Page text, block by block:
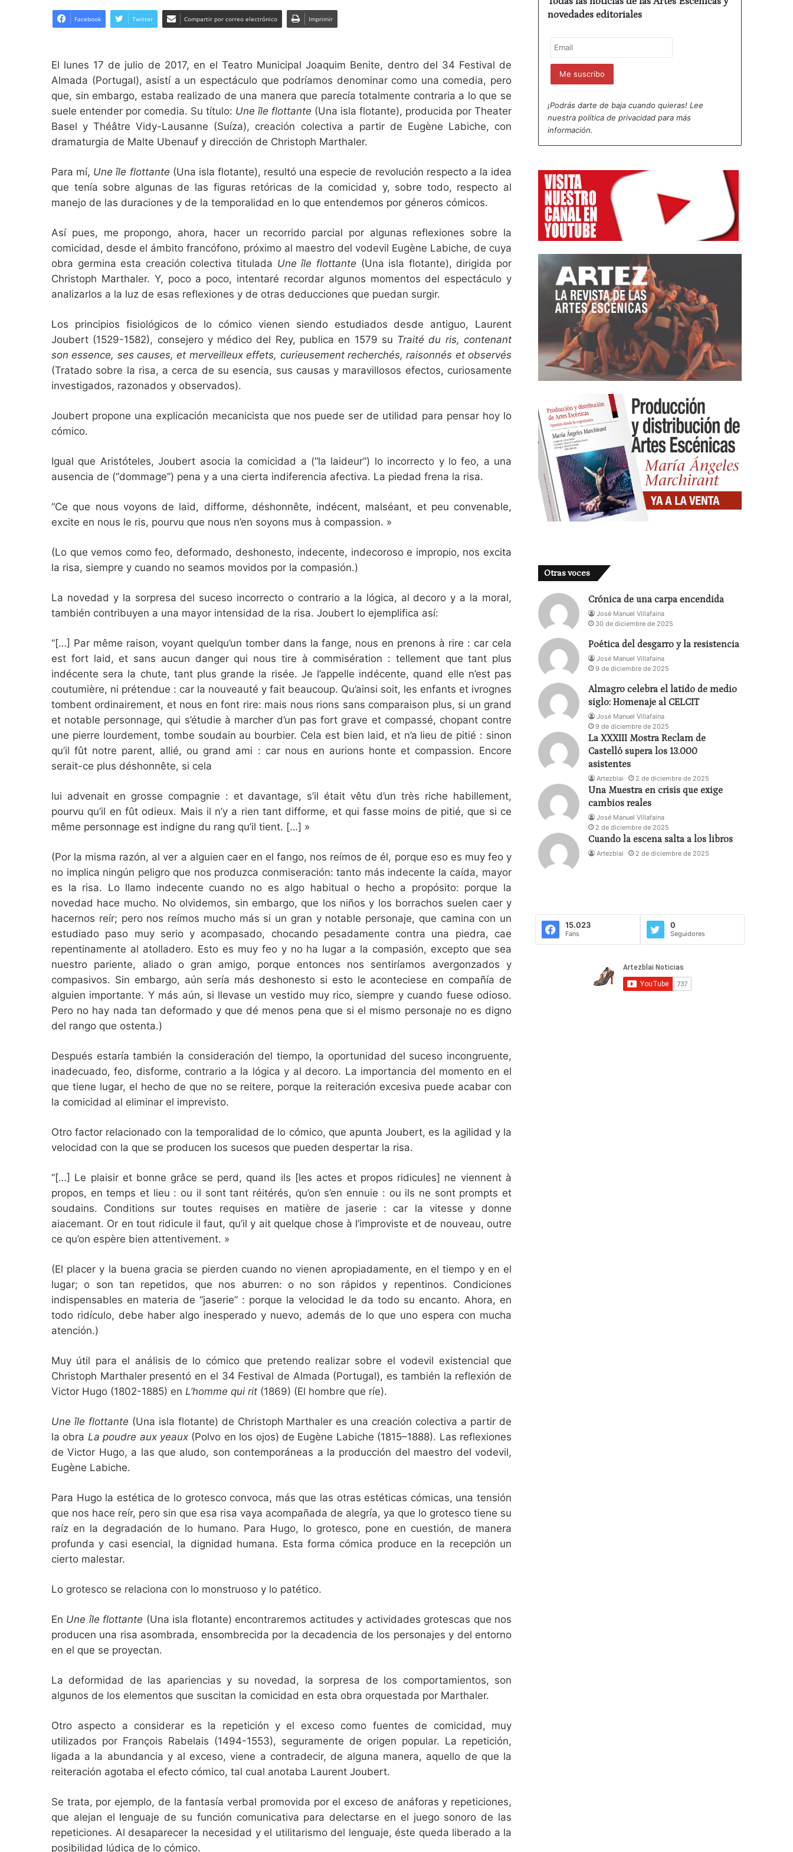
Twitter
Facebook Twitter Compartir por correo electrónico Imprimir
El lunes 17 de julio de 2017, en el Teatro Municipal Joaquim Benite, dentro del 34 Festival de
Almada (Portugal), asistí a un espectáculo que podríamos denominar como una comedia, pero
que, sin embargo, estaba realizado de una manera que parecía totalmente contraria a lo que se
suele entender por comedia. Su título: Une île flottante (Una isla flotante), producida por Theater
Basel y Théâtre Vidy-Lausanne (Suíza), creación colectiva a partir de Eugène Labiche, con
dramaturgia de Malte Ubenauf y dirección de Christoph Marthaler.
Para mí, Une île flottante (Una isla flotante), resultó una especie de revolución respecto a la idea
que tenía sobre algunas de las figuras retóricas de la comicidad y, sobre todo, respecto al
manejo de las duraciones y de la temporalidad en lo que entendemos por géneros cómicos.
Así pues, me propongo, ahora, hacer un recorrido parcial por algunas reflexiones sobre la
comicidad, desde el ámbito francófono, próximo al maestro del vodevil Eugène Labiche, de cuya
obra germina esta creación colectiva titulada Une île flottante (Una isla flotante), dirigida por
Christoph Marthaler. Y, poco a poco, intentaré recordar algunos momentos del espectáculo y
analizarlos a la luz de esas reflexiones y de otras deducciones que puedan surgir.
Los principios fisiológicos de lo cómico vienen siendo estudiados desde antiguo, Laurent
Joubert (1529-1582), consejero y médico del Rey, publica en 1579 su Traité du ris, contenant
son essence, ses causes, et merveilleux effets, curieusement recherchés, raisonnés et observés
(Tratado sobre la risa, a cerca de su esencia, sus causas y maravillosos efectos, curiosamente
investigados, razonados y observados).
Joubert propone una explicación mecanicista que nos puede ser de utilidad para pensar hoy lo
cómico.
Igual que Aristóteles, Joubert asocia la comicidad a (“la laideur”) lo incorrecto y lo feo, a una
ausencia de (“dommage”) pena y a una cierta indiferencia afectiva. La piedad frena la risa.
“Ce que nous voyons de laid, difforme, déshonnête, indécent, malséant, et peu convenable,
excite en nous le ris, pourvu que nous n’en soyons mus à compassion. »
(Lo que vemos como feo, deformado, deshonesto, indecente, indecoroso e impropio, nos excita
la risa, siempre y cuando no seamos movidos por la compasión.)
La novedad y la sorpresa del suceso incorrecto o contrario a la lógica, al decoro y a la moral,
también contribuyen a una mayor intensidad de la risa. Joubert lo ejemplifica así:
“[…] Par même raison, voyant quelqu’un tomber dans la fange, nous en prenons à rire : car cela
est fort laid, et sans aucun danger qui nous tire à commisération : tellement que tant plus
indécente sera la chute, tant plus grande la risée. Je l’appelle indécente, quand elle n’est pas
coutumière, ni prétendue : car la nouveauté y fait beaucoup. Qu’ainsi soit, les enfants et ivrognes
tombent ordinairement, et nous en font rire: mais nous rions sans comparaison plus, si un grand
et notable personnage, qui s’étudie à marcher d’un pas fort grave et compassé, chopant contre
une pierre lourdement, tombe soudain au bourbier. Cela est bien laid, et n’a lieu de pitié : sinon
qu’il fût notre parent, allié, ou grand ami : car nous en aurions honte et compassion. Encore
serait-ce plus déshonnête, si cela
lui advenait en grosse compagnie : et davantage, s’il était vêtu d’un très riche habillement,
pourvu qu’il en fût odieux. Mais il n’y a rien tant difforme, et qui fasse moins de pitié, que si ce
même personnage est indigne du rang qu’il tient. […] »
(Por la misma razón, al ver a alguien caer en el fango, nos reímos de él, porque eso es muy feo y
no implica ningún peligro que nos produzca conmiseración: tanto más indecente la caída, mayor
es la risa. Lo llamo indecente cuando no es algo habitual o hecho a propósito: porque la
novedad hace mucho. No olvidemos, sin embargo, que los niños y los borrachos suelen caer y
hacernos reír; pero nos reímos mucho más si un gran y notable personaje, que camina con un
estudiado paso muy serio y acompasado, chocando pesadamente contra una piedra, cae
repentinamente al atolladero. Esto es muy feo y no ha lugar a la compasión, excepto que sea
nuestro pariente, aliado o gran amigo, porque entonces nos sentiríamos avergonzados y
compasivos. Sin embargo, aún sería más deshonesto si esto le aconteciese en compañía de
alguien importante. Y más aún, si llevase un vestido muy rico, siempre y cuando fuese odioso.
Pero no hay nada tan deformado y que dé menos pena que si el mismo personaje no es digno
del rango que ostenta.)
Después estaría también la consideración del tiempo, la oportunidad del suceso incongruente,
inadecuado, feo, disforme, contrario a la lógica y al decoro. La importancia del momento en el
que tiene lugar, el hecho de que no se reitere, porque la reiteración excesiva puede acabar con
la comicidad al eliminar el imprevisto.
Otro factor relacionado con la temporalidad de lo cómico, que apunta Joubert, es la agilidad y la
velocidad con la que se producen los sucesos que pueden despertar la risa.
“[…] Le plaisir et bonne grâce se perd, quand ils [les actes et propos ridicules] ne viennent à
propos, en temps et lieu : ou il sont tant réitérés, qu’on s’en ennuie : ou ils ne sont prompts et
soudains. Conditions sur toutes requises en matière de jaserie : car la vitesse y donne
aiacemant. Or en tout ridicule il faut, qu’il y ait quelque chose à l’improviste et de nouveau, outre
ce qu’on espère bien attentivement. »
(El placer y la buena gracia se pierden cuando no vienen apropiadamente, en el tiempo y en el
lugar; o son tan repetidos, que nos aburren: o no son rápidos y repentinos. Condiciones
indispensables en materia de “jaserie” : porque la velocidad le da todo su encanto. Ahora, en
todo ridículo, debe haber algo inesperado y nuevo, además de lo que uno espera con mucha
atención.)
Muy útil para el análisis de lo cómico que pretendo realizar sobre el vodevil existencial que
Christoph Marthaler presentó en el 34 Festival de Almada (Portugal), es también la reflexión de
Victor Hugo (1802-1885) en L’homme qui rit (1869) (El hombre que ríe).
Une île flottante (Una isla flotante) de Christoph Marthaler es una creación colectiva a partir de
la obra La poudre aux yeaux (Polvo en los ojos) de Eugène Labiche (1815–1888). Las reflexiones
de Victor Hugo, a las que aludo, son contemporáneas a la producción del maestro del vodevil,
Eugène Labiche.
Para Hugo la estética de lo grotesco convoca, más que las otras estéticas cómicas, una tensión
que nos hace reír, pero sin que esa risa vaya acompañada de alegría, ya que lo grotesco tiene su
raíz en la degradación de lo humano. Para Hugo, lo grotesco, pone en cuestión, de manera
profunda y casi esencial, la dignidad humana. Esta forma cómica produce en la recepción un
cierto malestar.
Lo grotesco se relaciona con lo monstruoso y lo patético.
En Une île flottante (Una isla flotante) encontraremos actitudes y actividades grotescas que nos
producen una risa asombrada, ensombrecida por la decadencia de los personajes y del entorno
en el que se proyectan.
La deformidad de las apariencias y su novedad, la sorpresa de los comportamientos, son
algunos de los elementos que suscitan la comicidad en esta obra orquestada por Marthaler.
Otro aspecto a considerar es la repetición y el exceso como fuentes de comicidad, muy
utilizados por François Rabelais (1494-1553), seguramente de origen popular. La repetición,
ligada a la abundancia y al exceso, viene a contradecir, de alguna manera, aquello de que la
reiteración agotaba el efecto cómico, tal cual anotaba Laurent Joubert.
Se trata, por ejemplo, de la fantasía verbal promovida por el exceso de anáforas y repeticiones,
que alejan el lenguaje de su función comunicativa para delectarse en el juego sonoro de las
repeticiones. Al desaparecer la necesidad y el utilitarismo del lenguaje, éste queda liberado a la
posibilidad lúdica de lo cómico.
novedades editoriales
¡Podrás darte de baja cuando quieras! Lee
nuestrapolítica de privacidad para más
información.
Otras voces
Crónica de una carpa encendida
José Manuel Villafaina
30 de diciembre de 2025
Poética del desgarro y la resistencia
José Manuel Villafaina
9 de diciembre de 2025
Almagro celebra el latido de medio
siglo: Homenaje al CELCIT
José Manuel Villafaina
9 de diciembre de 2025
La XXXIII Mostra Reclam de
Castelló supera los 13.000
asistentes
Artezblai 2 de diciembre de 2025
Una Muestra en crisis que exige
cambios reales
José Manuel Villafaina
2 de diciembre de 2025
Cuando la escena salta a los libros
Artezblai 2 de diciembre de 2025
15.023
Fans
0
Seguidores